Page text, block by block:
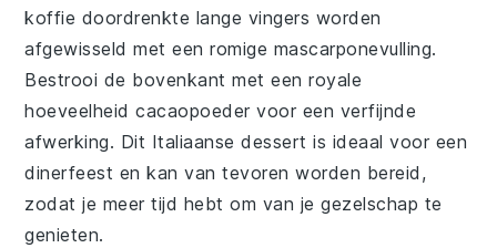
koffie doordrenkte lange vingers worden
afgewisseld met een romige mascarponevulling.
Bestrooi de bovenkant met een royale
hoeveelheid cacaopoeder voor een verfijnde
afwerking. Dit Italiaanse dessert is ideaal voor een
dinerfeest en kan van tevoren worden bereid,
zodat je meer tijd hebt om van je gezelschap te
genieten.